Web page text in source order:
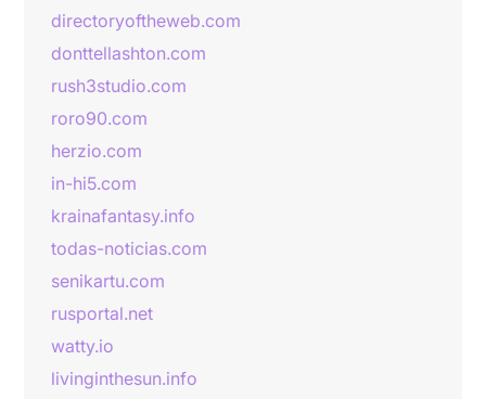
directoryoftheweb.com
donttellashton.com
rush3studio.com
roro90.com
herzio.com
in-hi5.com
krainafantasy.info
todas-noticias.com
senikartu.com
rusportal.net
watty.io
livinginthesun.info